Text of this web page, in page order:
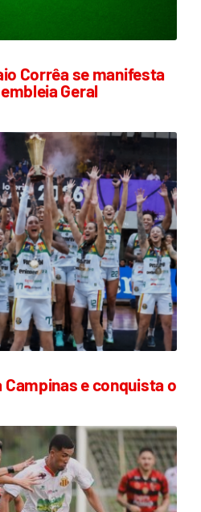
Corrêa se manifesta
Geral
e conquista o